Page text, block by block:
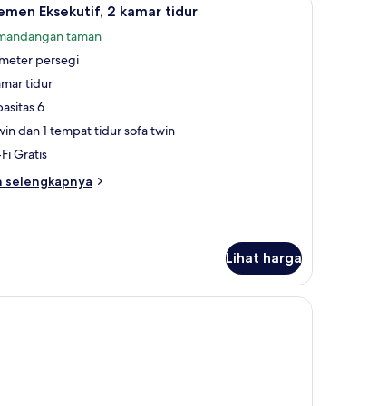
Eksekutif, 2 kamar tidur
taman
persegi
tidur
6
dan 1 tempat tidur sofa twin
Gratis
selengkapnya
Lihat harga